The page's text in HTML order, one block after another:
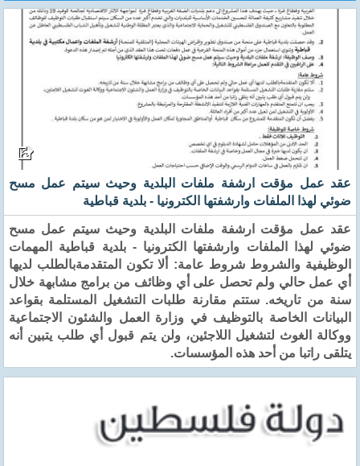
عقد عمل مؤقت ارشفة ملفات البلدية وحيث سيتم عمل مسح
ضوئي لهذا الملفات وارشفتها الكترونيا - بلدية قباطية
عقد عمل مؤقت ارشفة ملفات البلدية وحيث سيتم عمل مسح
ضوئي لهذا الملفات وارشفتها الكترونيا - بلدية قباطية المهمات
الوظيفية والشروط شروط عامة: ألا تكون المتقدمةبالطلب لديها
أي عمل حالي ولم تحصل على أي وظائف من برامج مشابهة خلال
سنة من تاريخه. ستتم مقارنة طلبات التشغيل المستلمة بقواعد
البيانات الخاصة بالتوظيف في وزارة العمل والشئون الاجتماعية
ووكالة الغوث لتشغيل اللاجئين، ولن يتم قبول أي طلب يتبين أنه
يتلقى راتبا من أحد هذه المؤسسات.